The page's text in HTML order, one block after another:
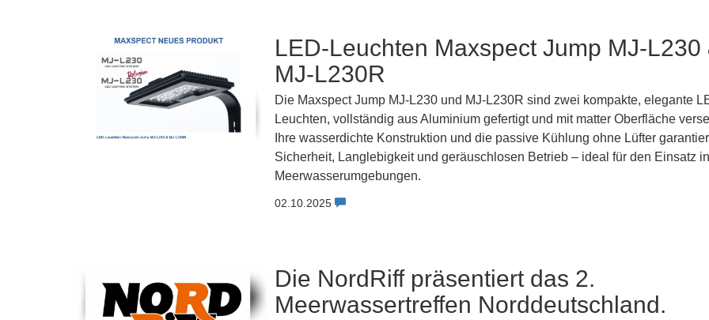
LED-Leuchten Maxspect Jump MJ-L230
MJ-L230R
Die Maxspect Jump MJ-L230 und MJ-L230R sind zwei kompakte, elegante
Leuchten, vollständig aus Aluminium gefertigt und mit matter Oberfläche
Ihre wasserdichte Konstruktion und die passive Kühlung ohne Lüfter
Sicherheit, Langlebigkeit und geräuschlosen Betrieb – ideal für den Einsatz in
Meerwasserumgebungen.
02.10.2025
Die NordRiff präsentiert das 2.
Meerwassertreffen Norddeutschland.